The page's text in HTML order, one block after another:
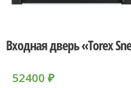
Входная дверь «Torex
52400 ₽